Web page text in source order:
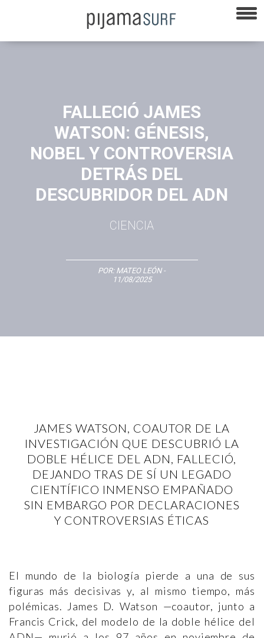
FALLECIÓ JAMES
WATSON: GÉNESIS,
NOBEL Y CONTROVERSIA
DETRÁS DEL
DESCUBRIDOR DEL ADN
CIENCIA
POR: MATEO LEÓN-
11/08/2025
JAMES WATSON, COAUTOR DE LA
INVESTIGACIÓN QUE DESCUBRIÓ LA
DOBLE HÉLICE DEL ADN, FALLECIÓ,
DEJANDO TRAS DE SÍ UN LEGADO
CIENTÍFICO INMENSO EMPAÑADO
SIN EMBARGO POR DECLARACIONES
Y CONTROVERSIAS ÉTICAS
El mundo de la biología pierde a una de sus
figuras más decisivas y, al mismo tiempo, más
polémicas. James D. Watson —coautor, junto a
Francis Crick, del modelo de la doble hélice del